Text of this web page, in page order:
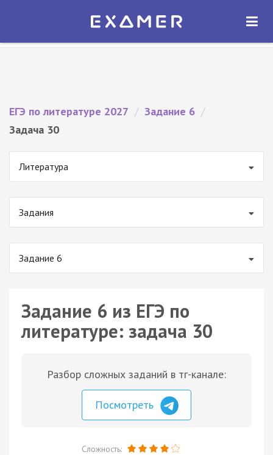
Экзамер — ЕГЭ 2027
ОТКРЫТЬ
ЕГЭ по литературе 2027 / Задание 6 /
Задача 30
Литература
Задания
Задание 6
Задание 6 из ЕГЭ по
литературе: задача 30
Разбор сложных заданий в тг-канале:
Посмотреть
Сложность: